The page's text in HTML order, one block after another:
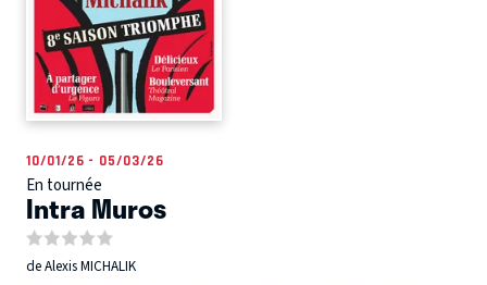
10/01/26 - 05/03/26
En tournée
Intra Muros
de Alexis MICHALIK